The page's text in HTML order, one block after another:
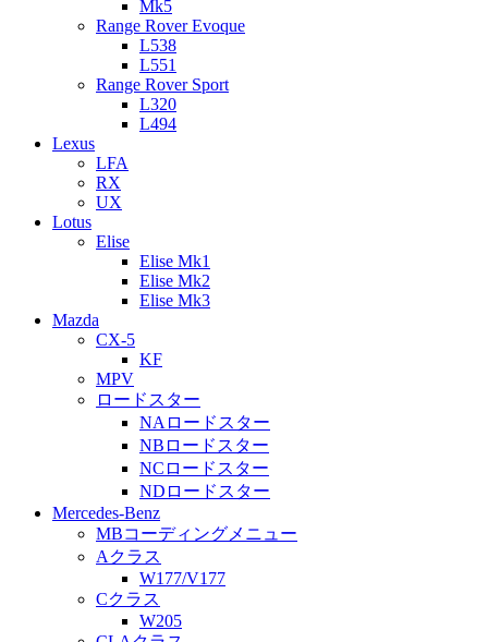
Mk5
Range Rover Evoque
L538
L551
Range Rover Sport
L320
L494
Lexus
LFA
RX
UX
Lotus
Elise
Elise Mk1
Elise Mk2
Elise Mk3
Mazda
CX-5
KF
MPV
ロードスター
NAロードスター
NBロードスター
NCロードスター
NDロードスター
Mercedes-Benz
MBコーディングメニュー
Aクラス
W177/V177
Cクラス
W205